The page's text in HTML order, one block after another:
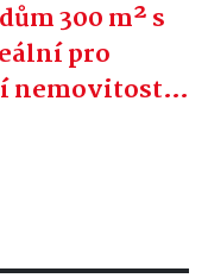
300 m² s
pro
nemovitost s